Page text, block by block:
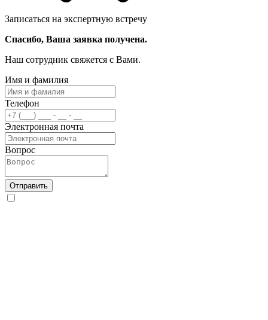
Записаться на экспертную встречу
Спасибо, Ваша заявка получена.
Наш сотрудник свяжется с Вами.
Имя и фамилия
Телефон
Электронная почта
Вопрос
Отправить